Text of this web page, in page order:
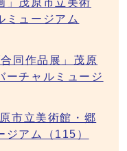
」茂原市立美術
ュージアム
同作品展」茂原
チャルミュージ
市立美術館・郷
アム（115）